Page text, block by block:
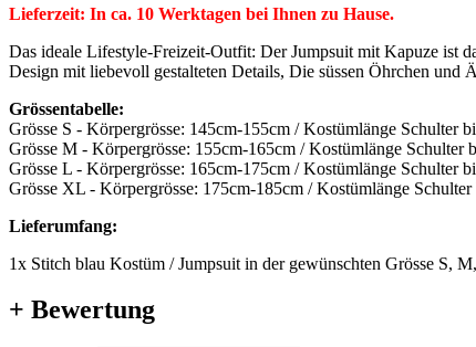
Lieferzeit: In ca. 10 Werktagen bei Ihnen zu Hause.
Das ideale Lifestyle-Freizeit-Outfit: Der Jumpsuit mit Kapuze ist
Design mit liebevoll gestalteten Details, Die süssen Öhrchen
Grössentabelle:
Grösse S - Körpergrösse: 145cm-155cm / Kostümlänge Schulter
Grösse M - Körpergrösse: 155cm-165cm / Kostümlänge Schulter
Grösse L - Körpergrösse: 165cm-175cm / Kostümlänge Schulter
Grösse XL - Körpergrösse: 175cm-185cm / Kostümlänge Schulter
Lieferumfang:
1x Stitch blau Kostüm / Jumpsuit in der gewünschten Grösse S,
+ Bewertung